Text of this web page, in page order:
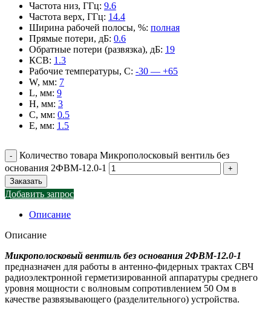
Частота низ, ГГц: 9.6
Частота верх, ГГц: 14.4
Ширина рабочей полосы, %: полная
Прямые потери, дБ: 0.6
Обратные потери (развязка), дБ: 19
КСВ: 1.3
Рабочие температуры, С: -30 — +65
W, мм: 7
L, мм: 9
H, мм: 3
C, мм: 0.5
E, мм: 1.5
Количество товара Микрополосковый вентиль без
основания 2ФВМ-12.0-1
Заказать
Добавить запрос
Описание
Описание
Микрополосковый вентиль без основания 2ФВМ-12.0-1
предназначен для работы в антенно-фидерных трактах СВЧ
радиоэлектронной герметизированной аппаратуры среднего
уровня мощности с волновым сопротивлением 50 Ом в
качестве развязывающего (разделительного) устройства.